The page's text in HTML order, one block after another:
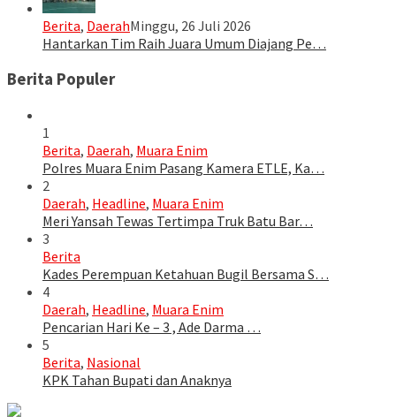
Berita, DaerahMinggu, 26 Juli 2026
Hantarkan Tim Raih Juara Umum Diajang Pe…
Berita Populer
1
Berita, Daerah, Muara Enim
Polres Muara Enim Pasang Kamera ETLE, Ka…
2
Daerah, Headline, Muara Enim
Meri Yansah Tewas Tertimpa Truk Batu Bar…
3
Berita
Kades Perempuan Ketahuan Bugil Bersama S…
4
Daerah, Headline, Muara Enim
Pencarian Hari Ke – 3 , Ade Darma …
5
Berita, Nasional
KPK Tahan Bupati dan Anaknya